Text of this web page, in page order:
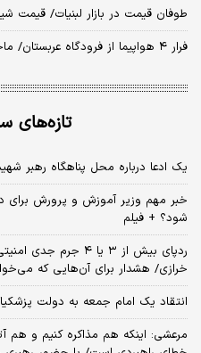
طوفان قیمت در بازار لبنیات/ قیمت
فرار ۴ هواپیما از فرودگاه عربستان/ ماجرا چیست؟
تازه‌های
یک ادعا درباره محل پناهگاه‌ رهبر
خبر مهم وزیر آموزش و پرورش
شود؟ + فیلم
ردپای بیش از ۳ یا ۴
خرازی/ هشدار برای آن‌هایی که می‌خواهند به ۲۵۰ هزار
انتقاد یک امام جمعه به دولت
مرعشی: اینکه هم مذاکره کنیم و هم